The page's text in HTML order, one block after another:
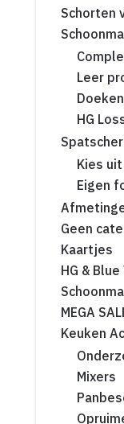
Schorten
Leer
Doeken
HG
Kies
Eigen
Geen
Kaartjes
HG &
MEGA
Keuken
Mixers